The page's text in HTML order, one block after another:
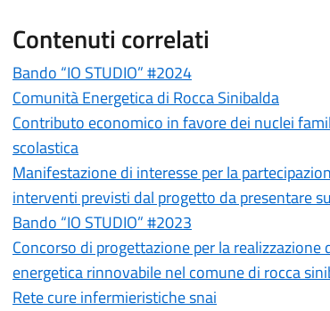
Contenuti correlati
Bando “IO STUDIO” #2024
Comunità Energetica di Rocca Sinibalda
Contributo economico in favore dei nuclei
scolastica
Manifestazione di interesse per la
interventi previsti dal progetto da presentare
Bando “IO STUDIO” #2023
Concorso di progettazione per la
energetica rinnovabile nel comune di rocca
Rete cure infermieristiche snai